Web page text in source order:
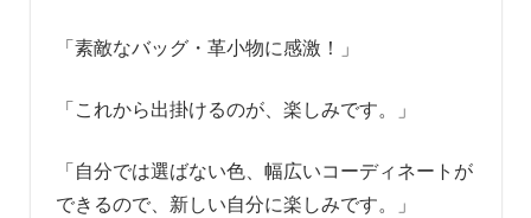
「素敵なバッグ・革小物に感激！」
「これから出掛けるのが、楽しみです。」
「自分では選ばない色、幅広いコーディネートが
できるので、新しい自分に楽しみです。」